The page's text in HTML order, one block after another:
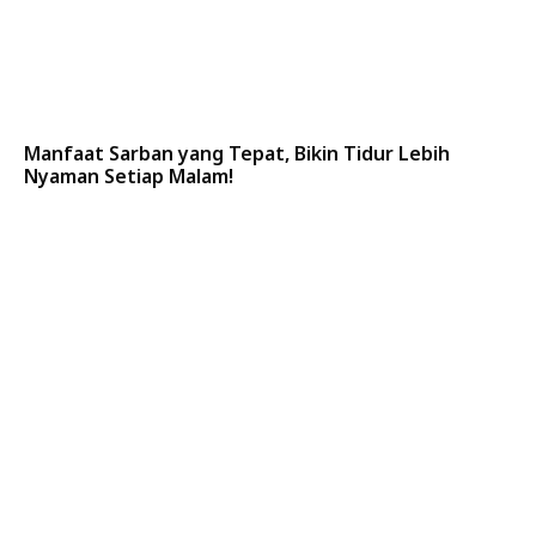
Manfaat Sarban yang Tepat, Bikin Tidur Lebih
Nyaman Setiap Malam!